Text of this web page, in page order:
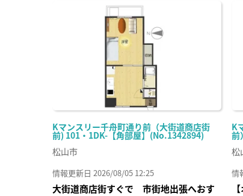
Kマンスリー千舟町通り前（大街道商店街
前) 101・1DK-【角部屋】(No.1342894)
松山市
情報更新日 2026/08/05 12:25
大街道商店街すぐで 市街地出張へおす
K
前
松
情